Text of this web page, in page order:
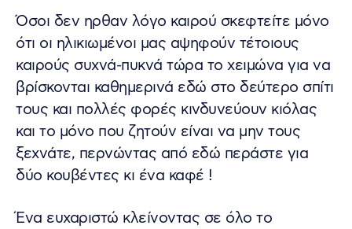
Όσοι δεν ηρθαν λόγο καιρού σκεφτείτε μόνο
ότι οι ηλικιωμένοι μας αψηφούν τέτοιους
καιρούς συχνά-πυκνά τώρα το χειμώνα για να
βρίσκονται καθημερινά εδώ στο δεύτερο σπίτι
τους και πολλές φορές κινδυνεύουν κιόλας
και το μόνο που ζητούν είναι να μην τους
ξεχνάτε, περνώντας από εδώ περάστε για
δύο κουβέντες κι ένα καφέ !
Ένα ευχαριστώ κλείνοντας σε όλο το